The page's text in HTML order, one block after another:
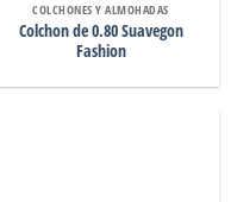
COLCHONES Y ALMOHADAS
Colchon de 0.80 Suavegon
Fashion